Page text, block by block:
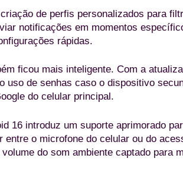
de perfis personalizados para
notificações em momentos
rápidas.
ficou mais inteligente. Com a
uso de senhas caso o dispositivo
do celular principal.
16 introduz um suporte aprimorado
o microfone do celular ou do
do som ambiente captado para